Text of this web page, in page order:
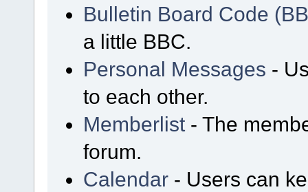
Bulletin Board Code
a little BBC.
Personal Messages -
to each other.
Memberlist - The
forum.
Calendar - Users can